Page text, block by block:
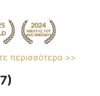
περισσότερα >>